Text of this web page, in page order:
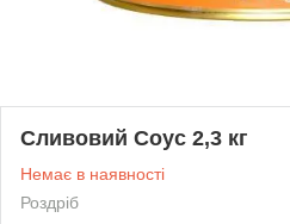
Сливовий Соус 2,3 кг
Немає в наявності
Роздріб